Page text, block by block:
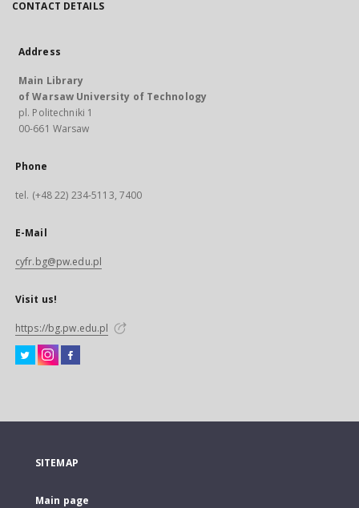
CONTACT DETAILS
Address
Main Library
of Warsaw University of Technology
pl. Politechniki 1
00-661 Warsaw
Phone
tel. (+48 22) 234-5113, 7400
E-Mail
cyfr.bg@pw.edu.pl
Visit us!
https://bg.pw.edu.pl
SITEMAP
Main page